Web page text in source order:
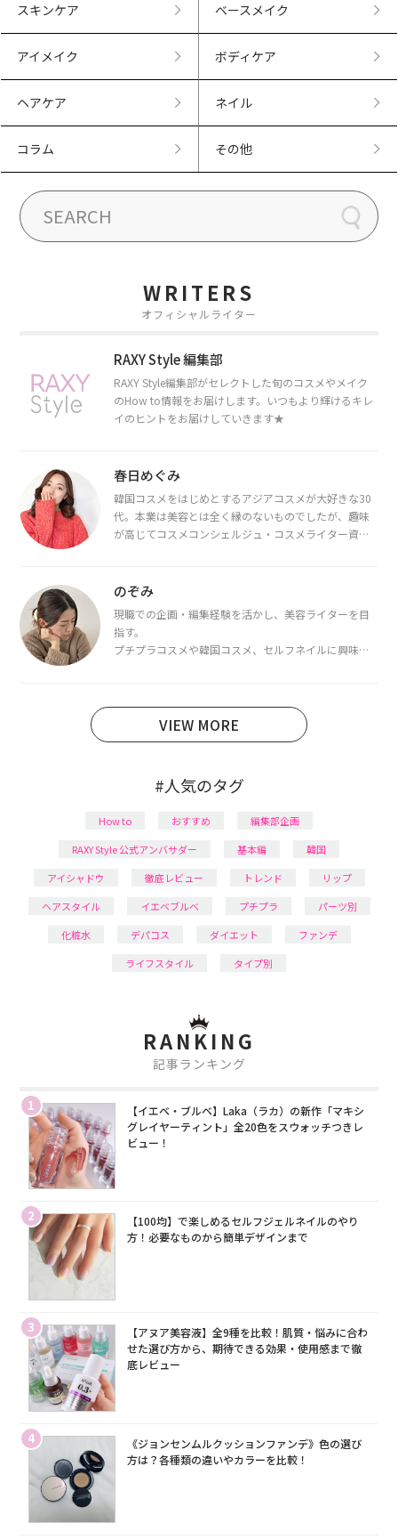
スキンケア ベースメイク
アイメイク ボディケア
ヘアケア ネイル
コラム その他
WRITERS
オフィシャルライター
RAXY Style 編集部
RAXY Style編集部がセレクトした旬のコスメやメイク
のHow to情報をお届けします。いつもより輝けるキレ
イのヒントをお届けしていきます★
春日めぐみ
韓国コスメをはじめとするアジアコスメが大好きな30
代。本業は美容とは全く縁のないものでしたが、趣味
が高じてコスメコンシェルジュ・コスメライター資格
断・骨格診断によるイメージコンサルティングも行っ
のぞみ
現職での企画・編集経験を活かし、美容ライターを目
指す。
プチプラコスメや韓国コスメ、セルフネイルに興味が
VIEW MORE
#人気のタグ
How to おすすめ
編集部企画
RAXY Style 公式アンバサダー
基本編
韓国
アイシャドウ
徹底レビュー トレンド
リップ
ヘアスタイル
イエベブルベ プチプラ
パーツ別
化粧水
デパコス ダイエット
ファンデ
ライフスタイル
タイプ別
RANKING
記事ランキング
1
【イエベ・ブルベ】Laka（ラカ）の新作「マキシ
グレイヤーティント」全20色をスウォッチつきレ
ビュー！
2
【100均】で楽しめるセルフジェルネイルのやり
方！必要なものから簡単デザインまで
3
【アヌア美容液】全9種を比較！肌質・悩みに合わ
せた選び方から、期待できる効果・使用感まで徹
底レビュー
4
《ジョンセンムルクッションファンデ》色の選び
方は？各種類の違いやカラーを比較！